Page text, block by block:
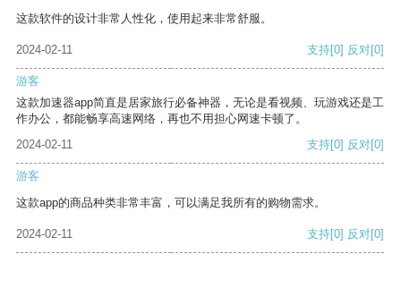
这款软件的设计非常人性化，使用起来非常舒服。
2024-02-11 支持[0] 反对[0]
游客
这款加速器app简直是居家旅行必备神器，无论是看视频、玩游戏还是工
作办公，都能畅享高速网络，再也不用担心网速卡顿了。
2024-02-11
支持[0] 反对[0]
游客
这款app的商品种类非常丰富，可以满足我所有的购物需求。
2024-02-11 支持[0] 反对[0]